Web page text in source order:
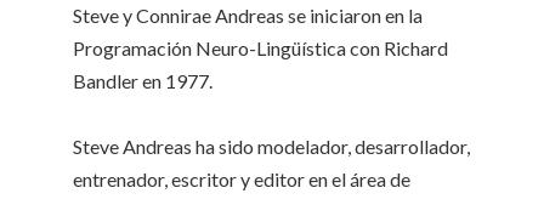
Steve y Connirae Andreas se iniciaron en la
Programación Neuro-Lingüística con Richard
Bandler en 1977.
Steve Andreas ha sido modelador, desarrollador,
entrenador, escritor y editor en el área de